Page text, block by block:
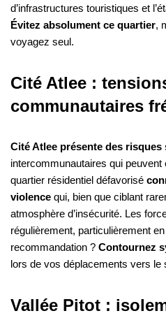
d’infrastructures touristiques et
Évitez absolument ce quartier,
voyagez seul.
Cité Atlee :
communautaires
Cité Atlee présente des risques
intercommunautaires qui
quartier résidentiel défavorisé
violence qui, bien que ciblant
atmosphère d’insécurité. Les
régulièrement, particulièrement
recommandation ? Contournez
lors de vos déplacements vers le
Vallée Pitot :